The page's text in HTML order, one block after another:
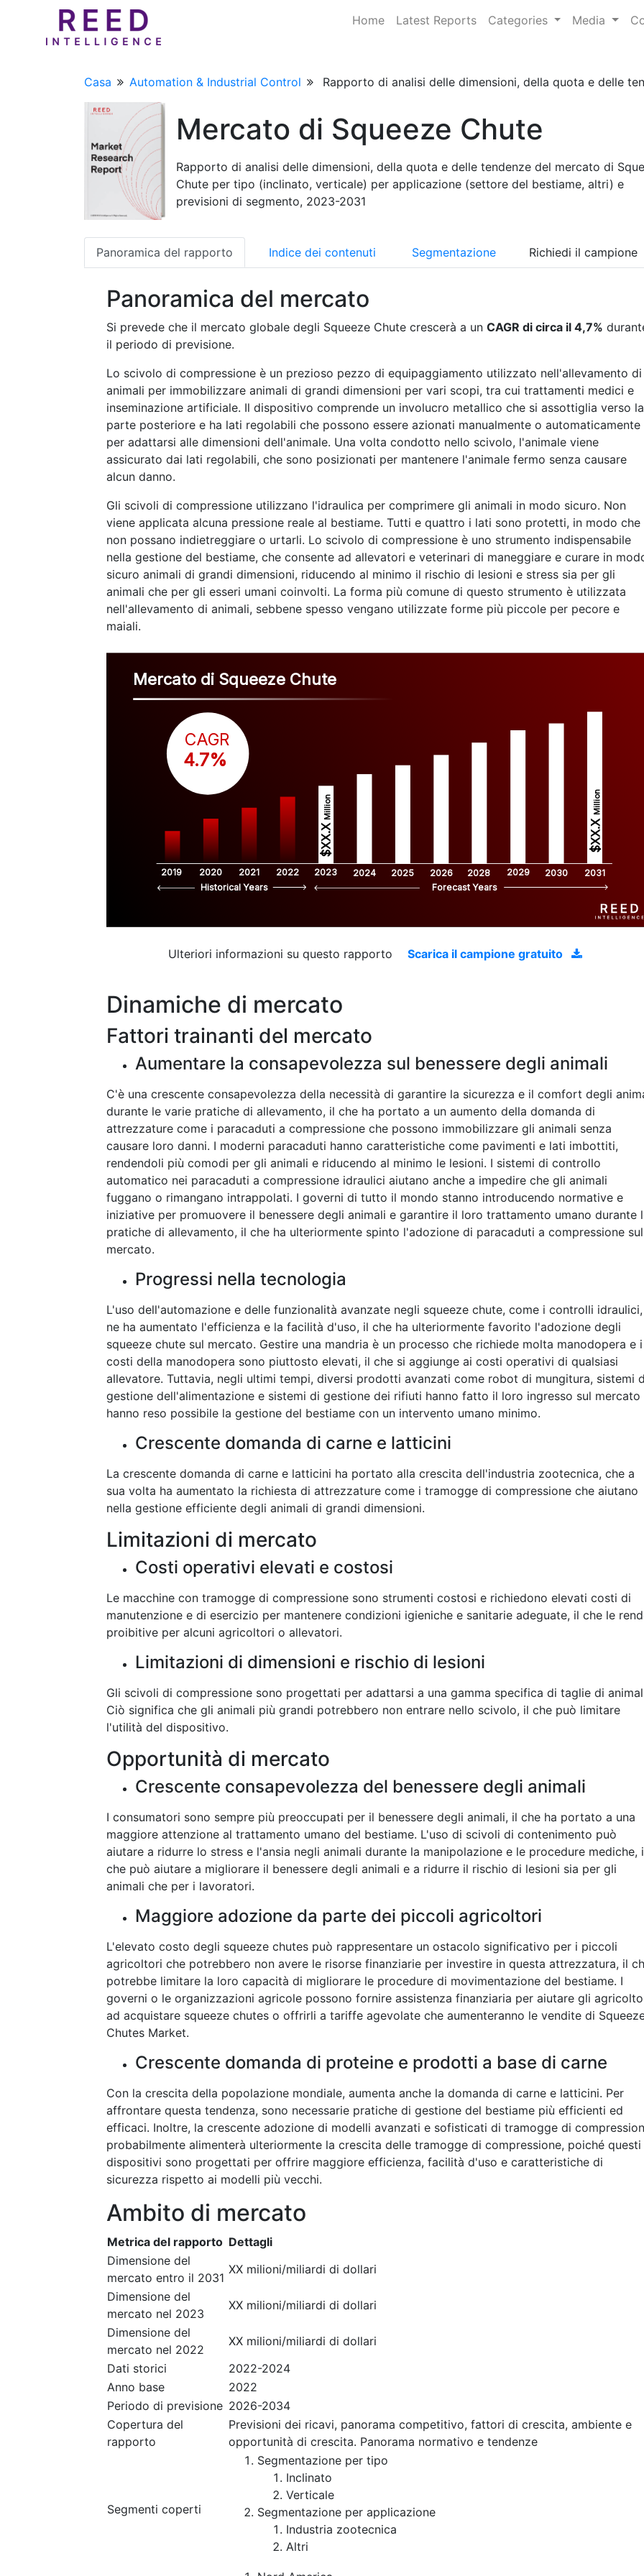
Home Latest Reports Categories Media
Casa Automation & Industrial Control Rapporto di analisi delle dimensioni, della quota e delle
Mercato di Squeeze Chute
Rapporto di analisi delle dimensioni, della quota e delle tendenze del mercato di
Chute per tipo (inclinato, verticale) per applicazione (settore del bestiame, altri) e
previsioni di segmento, 2023-2031
Panoramica del rapporto Indice dei contenuti Segmentazione Richiedi il campione
Panoramica del mercato
Si prevede che il mercato globale degli Squeeze Chute crescerà a un CAGR di circa il 4,7%
il periodo di previsione.
Lo scivolo di compressione è un prezioso pezzo di equipaggiamento utilizzato nell'allevamento di
animali per immobilizzare animali di grandi dimensioni per vari scopi, tra cui trattamenti medici e
inseminazione artificiale. Il dispositivo comprende un involucro metallico che si assottiglia verso la
parte posteriore e ha lati regolabili che possono essere azionati manualmente o automaticamente
per adattarsi alle dimensioni dell'animale. Una volta condotto nello scivolo, l'animale viene
assicurato dai lati regolabili, che sono posizionati per mantenere l'animale fermo senza causare
alcun danno.
Gli scivoli di compressione utilizzano l'idraulica per comprimere gli animali in modo sicuro. Non
viene applicata alcuna pressione reale al bestiame. Tutti e quattro i lati sono protetti, in modo che
non possano indietreggiare o urtarli. Lo scivolo di compressione è uno strumento indispensabile
nella gestione del bestiame, che consente ad allevatori e veterinari di maneggiare e curare in
sicuro animali di grandi dimensioni, riducendo al minimo il rischio di lesioni e stress sia per gli
animali che per gli esseri umani coinvolti. La forma più comune di questo strumento è utilizzata
nell'allevamento di animali, sebbene spesso vengano utilizzate forme più piccole per pecore e
maiali.
Mercato di Squeeze Chute
2019 2020 2021 2022 2023 2024 2025 2026 2028 2029 2030 2031
$XX.X
Million
$XX.X
Million
CAGR
4.7%
Historical Years Forecast Years
Ulteriori informazioni su questo rapporto Scarica il campione gratuito
Dinamiche di mercato
Fattori trainanti del mercato
Aumentare la consapevolezza sul benessere degli animali
C'è una crescente consapevolezza della necessità di garantire la sicurezza e il comfort degli
durante le varie pratiche di allevamento, il che ha portato a un aumento della domanda di
attrezzature come i paracaduti a compressione che possono immobilizzare gli animali senza
causare loro danni. I moderni paracaduti hanno caratteristiche come pavimenti e lati imbottiti,
rendendoli più comodi per gli animali e riducendo al minimo le lesioni. I sistemi di controllo
automatico nei paracaduti a compressione idraulici aiutano anche a impedire che gli animali
fuggano o rimangano intrappolati. I governi di tutto il mondo stanno introducendo normative e
iniziative per promuovere il benessere degli animali e garantire il loro trattamento umano durante
pratiche di allevamento, il che ha ulteriormente spinto l'adozione di paracaduti a compressione sul
mercato.
Progressi nella tecnologia
L'uso dell'automazione e delle funzionalità avanzate negli squeeze chute, come i controlli idraulici,
ne ha aumentato l'efficienza e la facilità d'uso, il che ha ulteriormente favorito l'adozione degli
squeeze chute sul mercato. Gestire una mandria è un processo che richiede molta manodopera e i
costi della manodopera sono piuttosto elevati, il che si aggiunge ai costi operativi di qualsiasi
allevatore. Tuttavia, negli ultimi tempi, diversi prodotti avanzati come robot di mungitura, sistemi
gestione dell'alimentazione e sistemi di gestione dei rifiuti hanno fatto il loro ingresso sul mercato
hanno reso possibile la gestione del bestiame con un intervento umano minimo.
Crescente domanda di carne e latticini
La crescente domanda di carne e latticini ha portato alla crescita dell'industria zootecnica, che a
sua volta ha aumentato la richiesta di attrezzature come i tramogge di compressione che aiutano
nella gestione efficiente degli animali di grandi dimensioni.
Limitazioni di mercato
Costi operativi elevati e costosi
Le macchine con tramogge di compressione sono strumenti costosi e richiedono elevati costi di
manutenzione e di esercizio per mantenere condizioni igieniche e sanitarie adeguate, il che le
proibitive per alcuni agricoltori o allevatori.
Limitazioni di dimensioni e rischio di lesioni
Gli scivoli di compressione sono progettati per adattarsi a una gamma specifica di taglie di
Ciò significa che gli animali più grandi potrebbero non entrare nello scivolo, il che può limitare
l'utilità del dispositivo.
Opportunità di mercato
Crescente consapevolezza del benessere degli animali
I consumatori sono sempre più preoccupati per il benessere degli animali, il che ha portato a una
maggiore attenzione al trattamento umano del bestiame. L'uso di scivoli di contenimento può
aiutare a ridurre lo stress e l'ansia negli animali durante la manipolazione e le procedure mediche,
che può aiutare a migliorare il benessere degli animali e a ridurre il rischio di lesioni sia per gli
animali che per i lavoratori.
Maggiore adozione da parte dei piccoli agricoltori
L'elevato costo degli squeeze chutes può rappresentare un ostacolo significativo per i piccoli
agricoltori che potrebbero non avere le risorse finanziarie per investire in questa attrezzatura, il
potrebbe limitare la loro capacità di migliorare le procedure di movimentazione del bestiame. I
governi o le organizzazioni agricole possono fornire assistenza finanziaria per aiutare gli
ad acquistare squeeze chutes o offrirli a tariffe agevolate che aumenteranno le vendite di
Chutes Market.
Crescente domanda di proteine e prodotti a base di carne
Con la crescita della popolazione mondiale, aumenta anche la domanda di carne e latticini. Per
affrontare questa tendenza, sono necessarie pratiche di gestione del bestiame più efficienti ed
efficaci. Inoltre, la crescente adozione di modelli avanzati e sofisticati di tramogge di
probabilmente alimenterà ulteriormente la crescita delle tramogge di compressione, poiché questi
dispositivi sono progettati per offrire maggiore efficienza, facilità d'uso e caratteristiche di
sicurezza rispetto ai modelli più vecchi.
Ambito di mercato
Metrica del rapporto Dettagli
Dimensione del
mercato entro il 2031
XX milioni/miliardi di dollari
Dimensione del
mercato nel 2023
XX milioni/miliardi di dollari
Dimensione del
mercato nel 2022
XX milioni/miliardi di dollari
Dati storici
2022-2024
Anno base
2022
Periodo di previsione 2026-2034
Copertura del
rapporto
Previsioni dei ricavi, panorama competitivo, fattori di crescita, ambiente e
opportunità di crescita. Panorama normativo e tendenze
Segmenti coperti
Segmentazione per tipo
Inclinato
Verticale
Segmentazione per applicazione
Industria zootecnica
Altri